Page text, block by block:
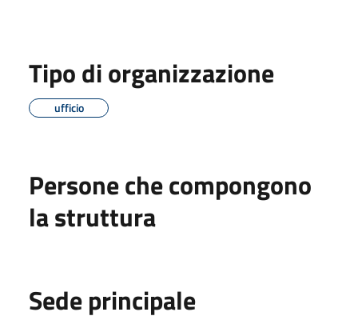
Tipo di organizzazione
ufficio
Persone che compongono
la struttura
Sede principale